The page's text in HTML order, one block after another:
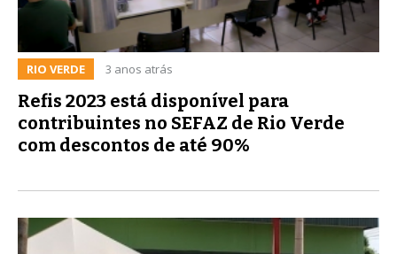
RIO VERDE 3 anos atrás
Refis 2023 está disponível para
contribuintes no SEFAZ de Rio Verde
com descontos de até 90%